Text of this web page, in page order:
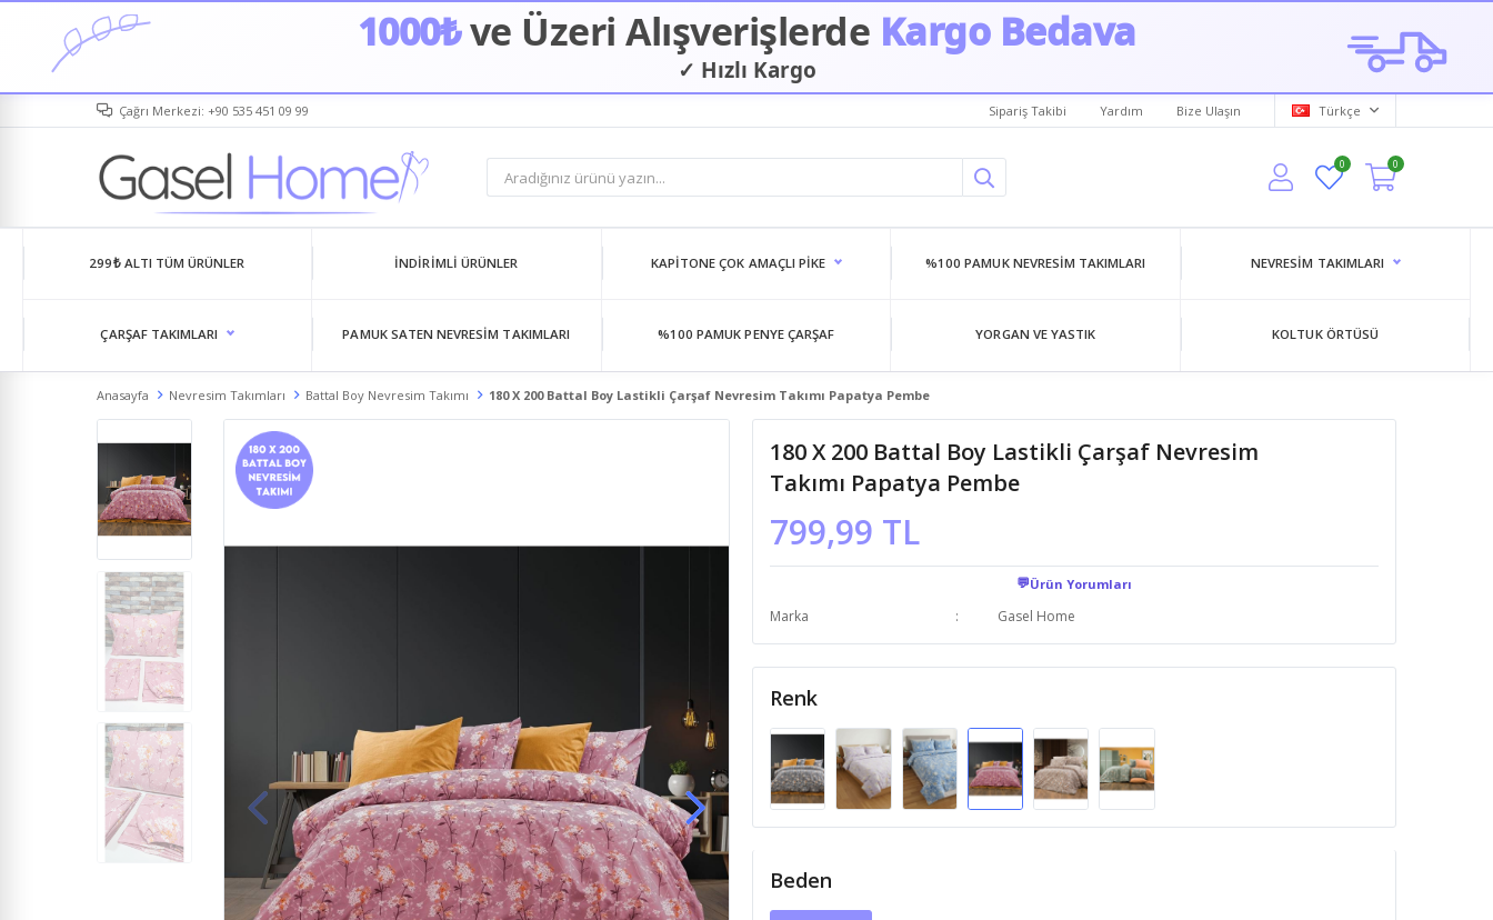
1000₺ve Üzeri Alışverişlerde Kargo Bedava
✓ Hızlı Kargo
Çağrı Merkezi: +90 535 451 09 99 Sipariş Takibi Yardım Bize Ulaşın Türkçe
0 0
299₺ ALTI TÜM ÜRÜNLER İNDIRIMLI ÜRÜNLER KAPITONE ÇOK AMAÇLI PIKE %100 PAMUK NEVRESIM TAKIMLARI NEVRESIM TAKIMLARI
ÇARŞAF TAKIMLARI PAMUK SATEN NEVRESIM TAKIMLARI %100 PAMUK PENYE ÇARŞAF YORGAN VE YASTIK KOLTUK ÖRTÜSÜ
Anasayfa Nevresim Takımları Battal Boy Nevresim Takımı 180 X 200 Battal Boy Lastikli Çarşaf Nevresim Takımı Papatya Pembe
180 X 200 Battal Boy Lastikli Çarşaf Nevresim
Takımı Papatya Pembe
799,99 TL
💬Ürün Yorumları
Marka Gasel Home
Renk
Beden